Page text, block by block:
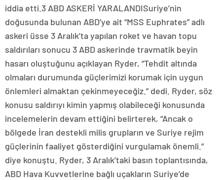
iddia etti.3 ABD ASKERİ YARALANDISuriye’nin
doğusunda bulunan ABD’ye ait “MSS Euphrates” adlı
askeri üsse 3 Aralık’ta yapılan roket ve havan topu
saldırıları sonucu 3 ABD askerinde travmatik beyin
hasarı oluştuğunu açıklayan Ryder, “Tehdit altında
olmaları durumunda güçlerimizi korumak için uygun
önlemleri almaktan çekinmeyeceğiz.” dedi. Ryder, söz
konusu saldırıyı kimin yapmış olabileceği konusunda
incelemelerin devam ettiğini belirterek, “Ancak o
bölgede İran destekli milis grupların ve Suriye rejim
güçlerinin faaliyet gösterdiğini vurgulamak önemli.”
diye konuştu. Ryder, 3 Aralık’taki basın toplantısında,
ABD Hava Kuvvetlerine bağlı uçakların Suriye’de